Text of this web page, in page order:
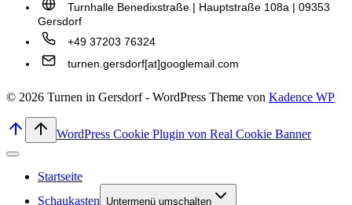
Turnhalle Benedixstraße | Hauptstraße 108a | 09353
Gersdorf
+49 37203 76324
turnen.gersdorf[at]googlemail.com
© 2026 Turnen in Gersdorf - WordPress Theme von Kadence WP
WordPress Cookie Plugin von Real Cookie Banner
Startseite
Schaukasten
Untermenü umschalten